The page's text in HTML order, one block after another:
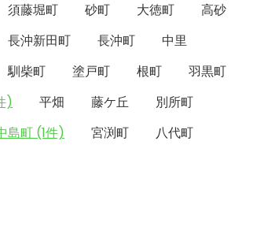
須藤堀町 砂町 大徳町
高砂
長沖新田町 長沖町
中里
馴柴町 塗戸町 根町
羽黒町
) 平畑 藤ケ丘
別所町
島町 (1件) 宮渕町
八代町